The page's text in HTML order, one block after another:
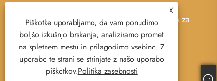
Copyright © 2023 Cangnan County Qimeng
Clothing Co., Ltd. - majica, polo majica, majica za
znoj - vse pravice pridržane.
Links Sitemap RSS
XML
Politika zasebnosti
X
Piškotke uporabljamo, da vam ponudimo
boljšo izkušnjo brskanja, analiziramo promet
na spletnem mestu in prilagodimo vsebino. Z
uporabo te strani se strinjate z našo uporabo
piškotkov.Politika zasebnosti